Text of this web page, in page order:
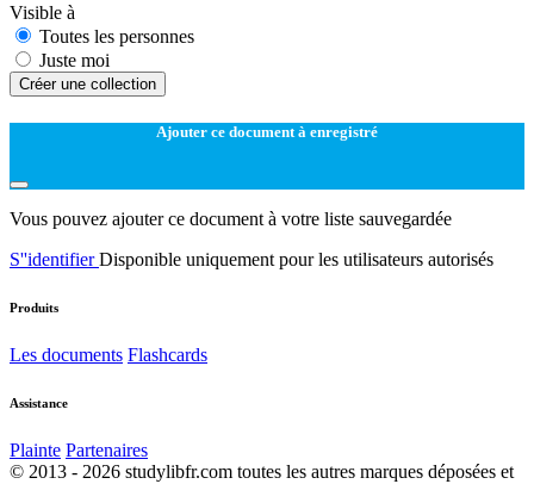
Visible à
Toutes les personnes
Juste moi
Créer une collection
Ajouter ce document à enregistré
Vous pouvez ajouter ce document à votre liste sauvegardée
S''identifierDisponible uniquement pour les utilisateurs autorisés
Produits
Les documents Flashcards
Assistance
Plainte Partenaires
© 2013 - 2026 studylibfr.com toutes les autres marques déposées et